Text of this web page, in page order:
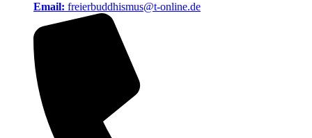
Email: freierbuddhismus@t-online.de